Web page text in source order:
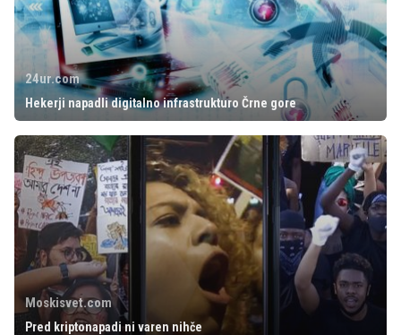
24ur.com
Hekerji napadli digitalno infrastrukturo Črne gore
Moskisvet.com
Pred kriptonapadi ni varen nihče